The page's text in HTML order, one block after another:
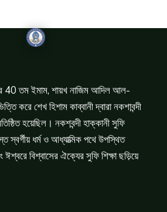
40 তম ইমাম, শায়খ নাজিম আদিল আল-
করে শেখ হিশাম কাব্বানী দ্বারা নকশাবন্দী
হয়েছিল। নকশবন্দী হাক্কানী সুফি
ধর্ম ও আধ্যাত্মিক পথে উপস্থিত
বিশ্বাসের ঐক্যের সুফি শিক্ষা ছড়িয়ে